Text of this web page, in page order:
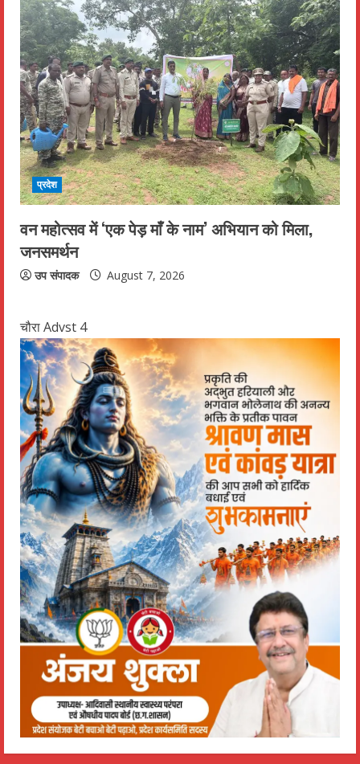
प्रदेश
वन महोत्सव में ‘एक पेड़ माँ के नाम’ अभियान को मिला,
जनसमर्थन
उप संपादक August 7, 2026
चौरा Advst 4